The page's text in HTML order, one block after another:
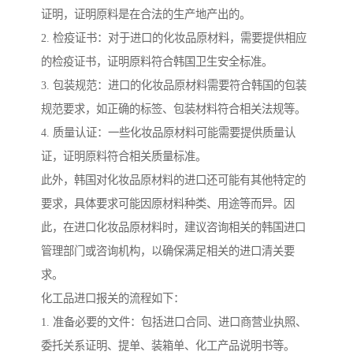
证明，证明原料是在合法的生产地产出的。
2. 检疫证书：对于进口的化妆品原材料，需要提供相应
的检疫证书，证明原料符合韩国卫生安全标准。
3. 包装规范：进口的化妆品原材料需要符合韩国的包装
规范要求，如正确的标签、包装材料符合相关法规等。
4. 质量认证：一些化妆品原材料可能需要提供质量认
证，证明原料符合相关质量标准。
此外，韩国对化妆品原材料的进口还可能有其他特定的
要求，具体要求可能因原材料种类、用途等而异。因
此，在进口化妆品原材料时，建议咨询相关的韩国进口
管理部门或咨询机构，以确保满足相关的进口清关要
求。
化工品进口报关的流程如下：
1. 准备必要的文件：包括进口合同、进口商营业执照、
委托关系证明、提单、装箱单、化工产品说明书等。